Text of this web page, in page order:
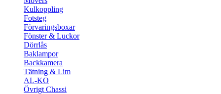
Kulkoppling
Fotsteg
Förvaringsboxar
Fönster & Luckor
Dörrlås
Baklampor
Backkamera
Tätning & Lim
AL-KO
Övrigt Chassi